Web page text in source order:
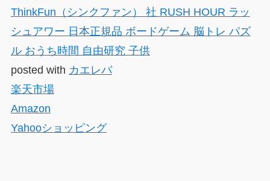
ThinkFun（シンクファン） 社 RUSH HOUR ラッ
シュアワー 日本正規品 ボードゲーム 脳トレ パズ
ル おうち時間 自由研究 子供
posted with カエレバ
楽天市場
Amazon
Yahooショッピング